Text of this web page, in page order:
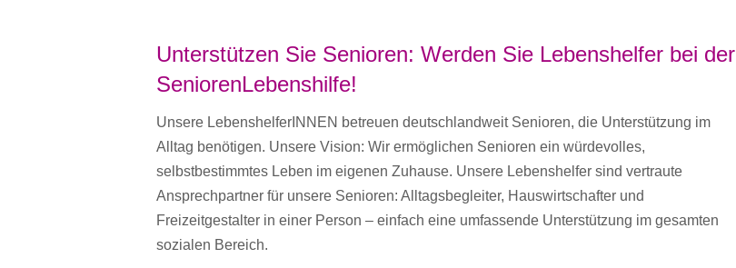
Unterstützen Sie Senioren: Werden Sie Lebenshelfer bei der
SeniorenLebenshilfe!
Unsere LebenshelferINNEN betreuen deutschlandweit Senioren, die Unterstützung im
Alltag benötigen. Unsere Vision: Wir ermöglichen Senioren ein würdevolles,
selbstbestimmtes Leben im eigenen Zuhause. Unsere Lebenshelfer sind vertraute
Ansprechpartner für unsere Senioren: Alltagsbegleiter, Hauswirtschafter und
Freizeitgestalter in einer Person – einfach eine umfassende Unterstützung im gesamten
sozialen Bereich.